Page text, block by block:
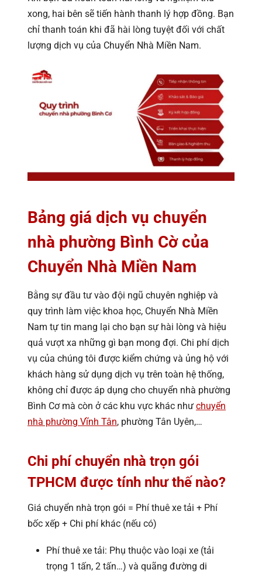
xong, hai bên sẽ tiến hành thanh lý hợp đồng. Bạn
chỉ thanh toán khi đã hài lòng tuyệt đối với chất
lượng dịch vụ của Chuyển Nhà Miền Nam.
Bảng giá dịch vụ chuyển
nhà phường Bình Cờ của
Chuyển Nhà Miền Nam
Bằng sự đầu tư vào đội ngũ chuyên nghiệp và
quy trình làm việc khoa học, Chuyển Nhà Miền
Nam tự tin mang lại cho bạn sự hài lòng và hiệu
quả vượt xa những gì bạn mong đợi. Chi phí dịch
vụ của chúng tôi được kiểm chứng và ủng hộ với
khách hàng sử dụng dịch vụ trên toàn hệ thống,
không chỉ được áp dụng cho chuyển nhà phường
Bình Cơ mà còn ở các khu vực khác như chuyển
nhà phường Vĩnh Tân, phường Tân Uyên,…
Chi phí chuyển nhà trọn gói
TPHCM được tính như thế nào?
Giá chuyển nhà trọn gói = Phí thuê xe tải + Phí
bốc xếp + Chi phí khác (nếu có)
Phí thuê xe tải: Phụ thuộc vào loại xe (tải
trọng 1 tấn, 2 tấn…) và quãng đường di